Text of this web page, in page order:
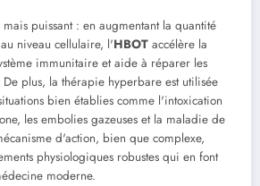
puissant : en augmentant la quantité
niveau cellulaire, l'HBOT accélère la
immunitaire et aide à réparer les
plus, la thérapie hyperbare est utilisée
bien établies comme l'intoxication
les embolies gazeuses et la maladie de
d'action, bien que complexe,
physiologiques robustes qui en font
moderne.